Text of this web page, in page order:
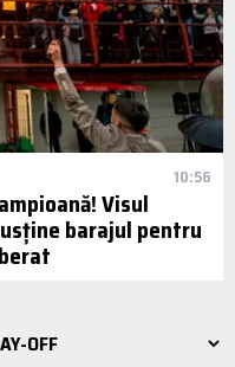
10:56
Visul
barajul pentru